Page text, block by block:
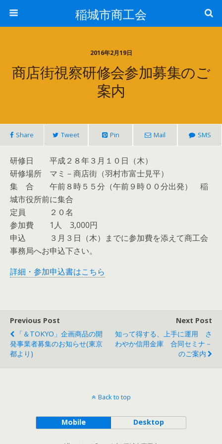
稲城市商工会
2016年2月19日
商店街視察研修会参加募集のご
案内
Share Tweet Pin Mail SMS
研修日 平成２８年３月１０日（木）
研修場所 マミ－商店街（羽村市富士見平）
集 合 午前８時５５分（午前９時００分出発） 稲
城市役所前に集合
定員 ２０名
参加費 1人 3,000円
申込 ３月３日（木）までに参加費を添えて商工会
事務局へお申込下さい。
詳細・参加申込書はこちら
Previous Post
「＆TOKYO」企画商品の開
発事業者募集のお知らせ(東京
都より)
Next Post
知って得する、上手に運用 さ
わやか信用金庫 合同セミナ－
のご案内
Back to top
Mobile Desktop